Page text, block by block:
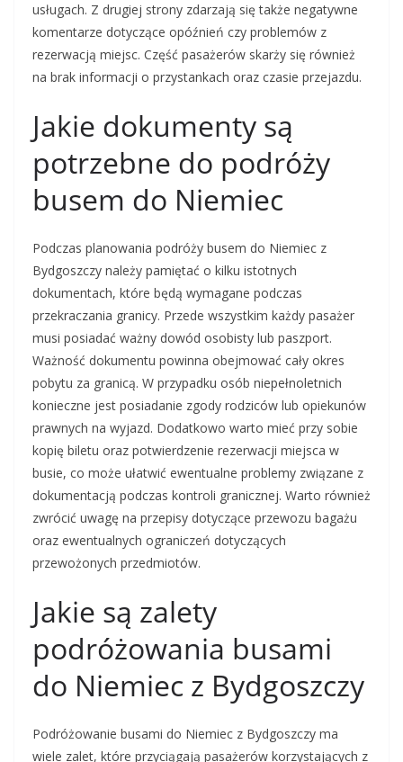
usługach. Z drugiej strony zdarzają się także negatywne
komentarze dotyczące opóźnień czy problemów z
rezerwacją miejsc. Część pasażerów skarży się również
na brak informacji o przystankach oraz czasie przejazdu.
Jakie dokumenty są
potrzebne do podróży
busem do Niemiec
Podczas planowania podróży busem do Niemiec z
Bydgoszczy należy pamiętać o kilku istotnych
dokumentach, które będą wymagane podczas
przekraczania granicy. Przede wszystkim każdy pasażer
musi posiadać ważny dowód osobisty lub paszport.
Ważność dokumentu powinna obejmować cały okres
pobytu za granicą. W przypadku osób niepełnoletnich
konieczne jest posiadanie zgody rodziców lub opiekunów
prawnych na wyjazd. Dodatkowo warto mieć przy sobie
kopię biletu oraz potwierdzenie rezerwacji miejsca w
busie, co może ułatwić ewentualne problemy związane z
dokumentacją podczas kontroli granicznej. Warto również
zwrócić uwagę na przepisy dotyczące przewozu bagażu
oraz ewentualnych ograniczeń dotyczących
przewożonych przedmiotów.
Jakie są zalety
podróżowania busami
do Niemiec z Bydgoszczy
Podróżowanie busami do Niemiec z Bydgoszczy ma
wiele zalet, które przyciągają pasażerów korzystających z